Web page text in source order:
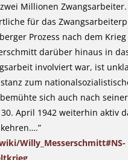
Millionen Zwangsarbeiter.
für das
Prozess nach dem
darüber hinaus in
involviert war, ist
zum
sich auch nach
April 1942 weiterhin aktiv
Willy_Messerschmitt#NS-